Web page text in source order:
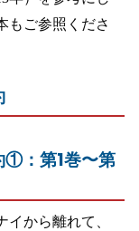
もご参照くださ
①：第1巻〜第
から離れて、